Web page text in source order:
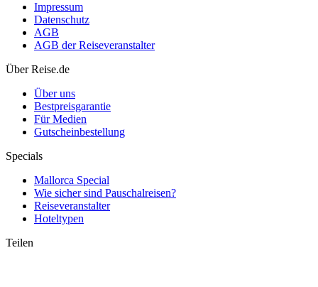
Impressum
Datenschutz
AGB
AGB der Reiseveranstalter
Über Reise.de
Über uns
Bestpreisgarantie
Für Medien
Gutscheinbestellung
Specials
Mallorca Special
Wie sicher sind Pauschalreisen?
Reiseveranstalter
Hoteltypen
Teilen